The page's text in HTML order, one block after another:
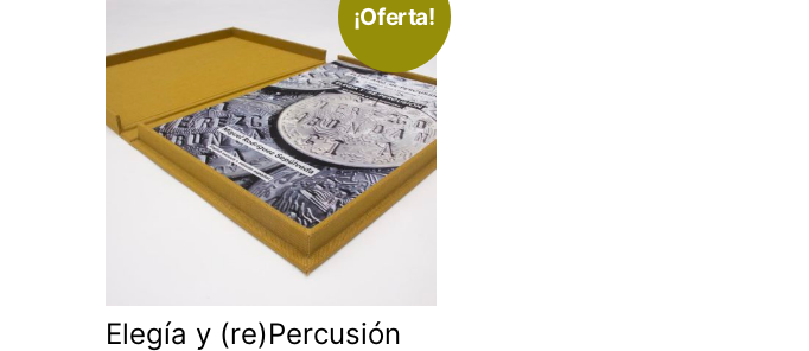
¡Oferta!
Elegía y (re)Percusión